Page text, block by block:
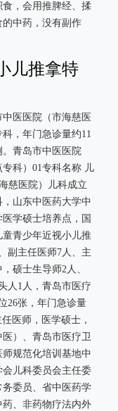
，会用推脾经、揉
中药，没有副作
儿推拿特
医医院（市海慈医
，年门急诊量约11
青岛市中医医院
专科）01专科名称 儿
慈医院）儿科成立
山东中医药大学中
学硕士培养点，国
青少年近视小儿推
副主任医师7人、主
硕士生导师2人、
人1人，青岛市医疗
26张，年门急诊量
医师，医学硕士，
）、青岛市医疗卫
规范化培训基地中
儿科委员会主任委
委员、省中医药学
、非药物疗法内外